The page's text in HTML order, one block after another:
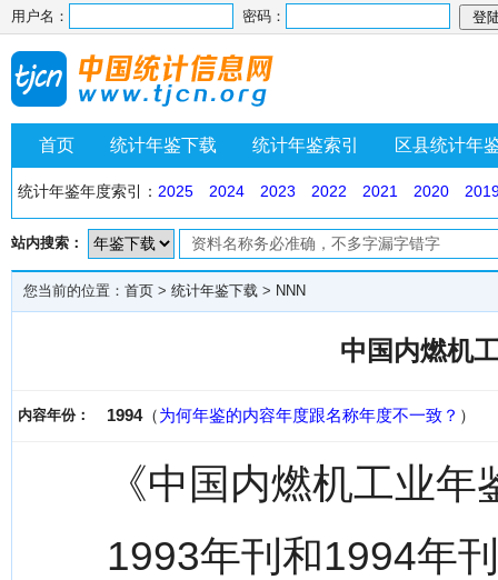
用户名： 密码：
首页 统计年鉴下载 统计年鉴索引 区县统计年
统计年鉴年度索引： 2025 2024 2023 2022 2021 2020
站内搜索：
您当前的位置： 首页 > 统计年鉴下载 > NNN
中国内燃机
内容年份： 1994（为何年鉴的内容年度跟名称年度不一致？ ）
《中国内燃机工业
1993年刊和1994年